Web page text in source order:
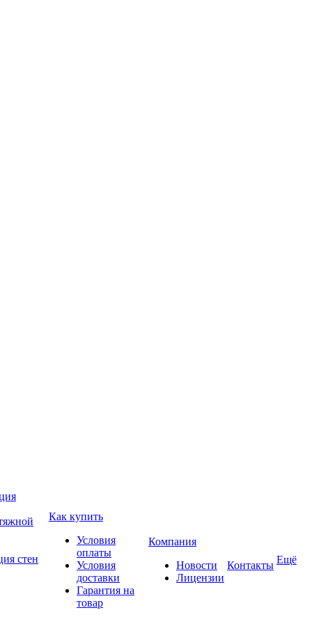
стен
Как купить
Условия
оплаты
Условия
доставки
Гарантия на
товар
Компания
Новости
Лицензии
Контакты Ещё